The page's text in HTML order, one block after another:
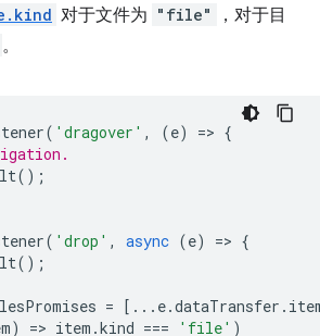
对于文件为 "file"
，对于目
。
( 'dragover' , (e) => {
();
( 'drop' , async (e) => {
();
= [... e.dataTransfer .
) => item .kind === 'file' )